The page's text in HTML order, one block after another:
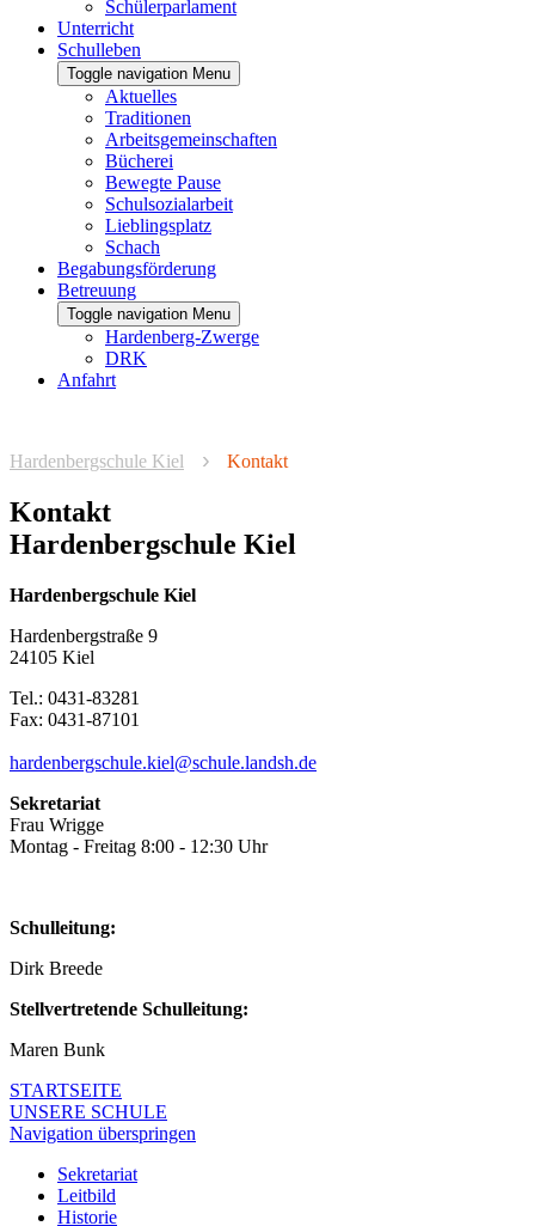
Schülerparlament
Unterricht
Schulleben
Toggle navigation Menu
Aktuelles
Traditionen
Arbeitsgemeinschaften
Bücherei
Bewegte Pause
Schulsozialarbeit
Lieblingsplatz
Schach
Begabungsförderung
Betreuung
Toggle navigation Menu
Hardenberg-Zwerge
DRK
Anfahrt
Hardenbergschule Kiel Kontakt
Kontakt
Hardenbergschule Kiel
Hardenbergschule Kiel
Hardenbergstraße 9
24105 Kiel
Tel.: 0431-83281
Fax: 0431-87101
hardenbergschule.kiel@schule.landsh.de
Sekretariat
Frau Wrigge
Montag - Freitag 8:00 - 12:30 Uhr
Schulleitung:
Dirk Breede
Stellvertretende Schulleitung:
Maren Bunk
STARTSEITE
UNSERE SCHULE
Navigation überspringen
Sekretariat
Leitbild
Historie